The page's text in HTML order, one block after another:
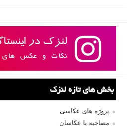
بخش های تازه لنزک
پروژه های عکاسی
مصاحبه با عکاسان